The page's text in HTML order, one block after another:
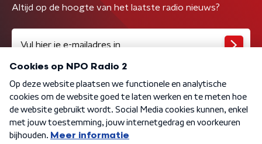
Altijd op de hoogte van het laatste radio nieuws?
Algemene voorwaarden